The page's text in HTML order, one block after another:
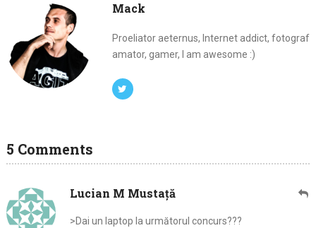
Mack
Proeliator aeternus, Internet addict, fotograf
amator, gamer, I am awesome :)
5 Comments
Lucian M Mustaţă
>Dai un laptop la următorul concurs???